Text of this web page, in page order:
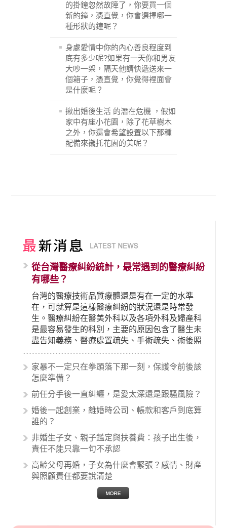
的掛鐘忽然故障了，你要買一個
新的鐘，憑直覺，你會選擇哪一
種形狀的鐘呢？
身處愛情中你的內心善良程度到
底有多少呢?如果有一天你和男友
大吵一架，隔天他請快遞送來一
個箱子，憑直覺，你覺得裡面會
是什麼呢？
揪出婚後生活 的潛在危機 ，假如
家中有座小花園，除了花草樹木
之外，你還會希望設置以下那種
配備來襯托花園的美呢？
從台灣醫療糾紛統計，最常遇到的醫療糾紛
有哪些？
台灣的醫療技術品質療體還是有在一定的水準
在，可就算是這樣醫療糾紛的狀況還是時常發
生。醫療糾紛在醫美外科以及各項外科及婦產科
是最容易發生的科別，主要的原因包含了醫生未
盡告知義務、醫療處置疏失、手術疏失、術後照
顧失當、醫療費用的收取。雖然醫學進步，但醫
生與病患之間引起的糾紛還是經常發生。很多案
例中最後都走向訴訟流程，我們如果不幸遇到相
的內容其實非常多，有些案例…
家暴不一定只在拳頭落下那一刻，保護令前後該
怎麼準備？
前任分手後一直糾纏，是愛太深還是跟騷風險？
婚後一起創業，離婚時公司、帳款和客戶到底算
誰的？
非婚生子女、親子鑑定與扶養費：孩子出生後，
責任不能只靠一句不承認
高齡父母再婚，子女為什麼會緊張？感情、財產
與照顧責任都要說清楚